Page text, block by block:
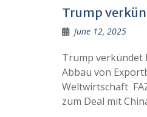
Trump
June 12, 2025
Trump verkündet
Abbau von
Weltwirtschaft
zum Deal mit